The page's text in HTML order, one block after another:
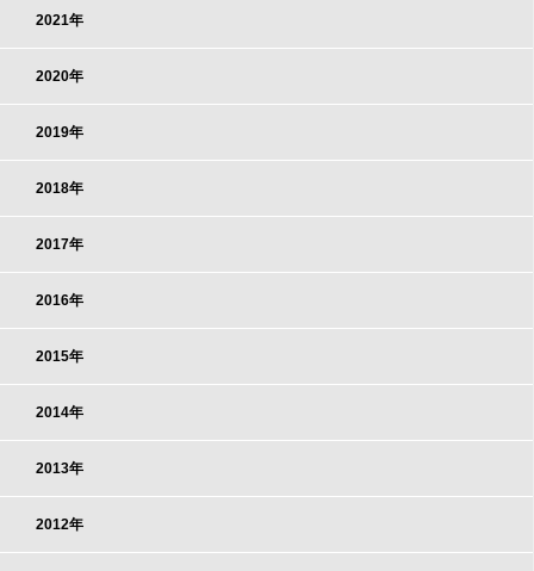
2021年
2020年
2019年
2018年
2017年
2016年
2015年
2014年
2013年
2012年